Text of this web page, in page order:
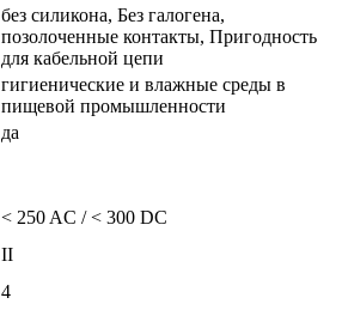
без силикона, Без галогена,
позолоченные контакты, Пригодность
для кабельной цепи
гигиенические и влажные среды в
пищевой промышленности
да
< 250 AC / < 300 DC
II
4